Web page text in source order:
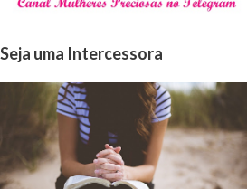
Seja uma Intercessora